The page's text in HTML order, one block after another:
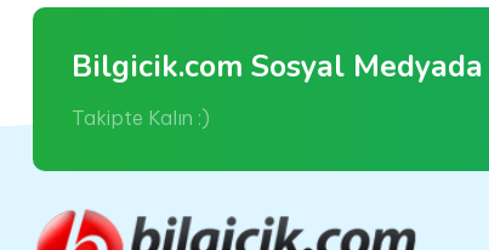
Bilgicik.com Sosyal Medyada
Takipte Kalın :)